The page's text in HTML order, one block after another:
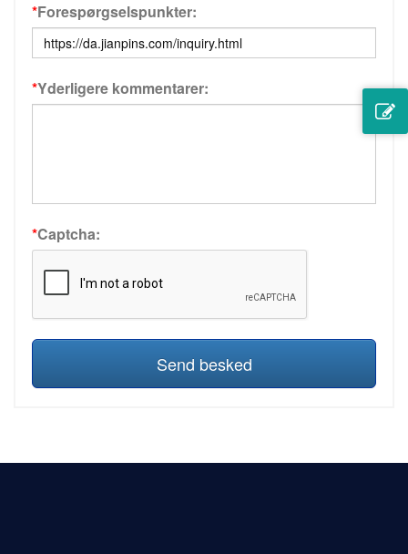
*Forespørgselspunkter:
*Yderligere kommentarer:
*Captcha:
Send besked